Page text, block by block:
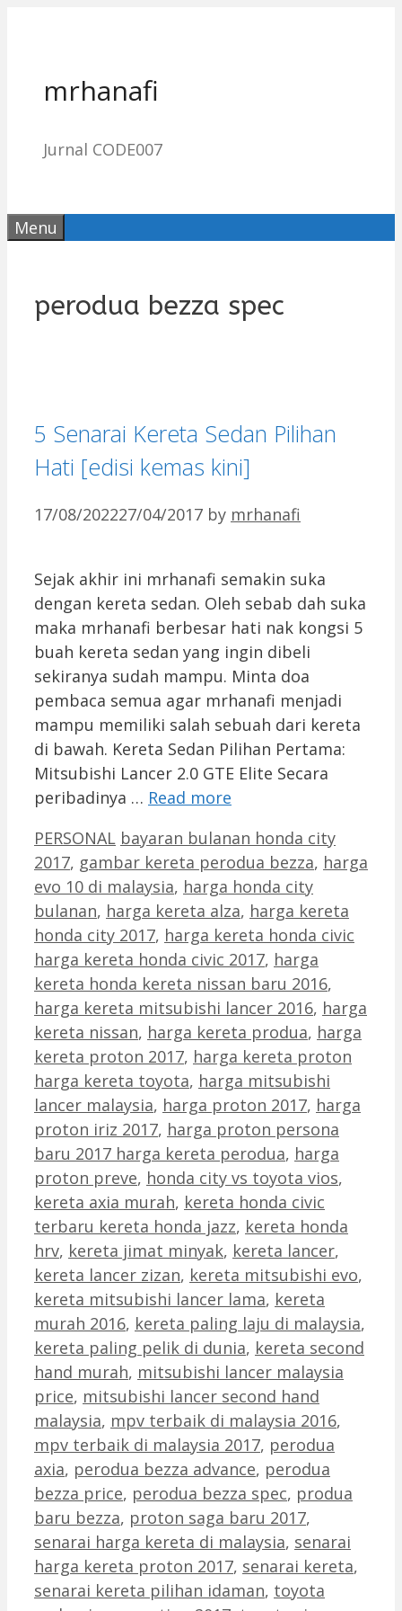
mrhanafi
Jurnal CODE007
Menu
perodua bezza spec
5 Senarai Kereta Sedan Pilihan
Hati [edisi kemas kini]
17/08/202227/04/2017 by mrhanafi
Sejak akhir ini mrhanafi semakin suka
dengan kereta sedan. Oleh sebab dah suka
maka mrhanafi berbesar hati nak kongsi 5
buah kereta sedan yang ingin dibeli
sekiranya sudah mampu. Minta doa
pembaca semua agar mrhanafi menjadi
mampu memiliki salah sebuah dari kereta
di bawah. Kereta Sedan Pilihan Pertama:
Mitsubishi Lancer 2.0 GTE Elite Secara
peribadinya … Read more
Categories
PERSONAL Tags
bayaran bulanan honda city
2017, gambar kereta perodua bezza, harga
evo 10 di malaysia, harga honda city
bulanan, harga kereta alza, harga kereta
honda city 2017, harga kereta honda civic
harga kereta honda civic 2017, harga
kereta honda kereta nissan baru 2016,
harga kereta mitsubishi lancer 2016, harga
kereta nissan, harga kereta produa, harga
kereta proton 2017, harga kereta proton
harga kereta toyota, harga mitsubishi
lancer malaysia, harga proton 2017, harga
proton iriz 2017, harga proton persona
baru 2017 harga kereta perodua, harga
proton preve, honda city vs toyota vios,
kereta axia murah, kereta honda civic
terbaru kereta honda jazz, kereta honda
hrv, kereta jimat minyak, kereta lancer,
kereta lancer zizan, kereta mitsubishi evo,
kereta mitsubishi lancer lama, kereta
murah 2016, kereta paling laju di malaysia,
kereta paling pelik di dunia, kereta second
hand murah, mitsubishi lancer malaysia
price, mitsubishi lancer second hand
malaysia, mpv terbaik di malaysia 2016,
mpv terbaik di malaysia 2017, perodua
axia, perodua bezza advance, perodua
bezza price, perodua bezza spec, produa
baru bezza, proton saga baru 2017,
senarai harga kereta di malaysia, senarai
harga kereta proton 2017, senarai kereta,
senarai kereta pilihan idaman, toyota